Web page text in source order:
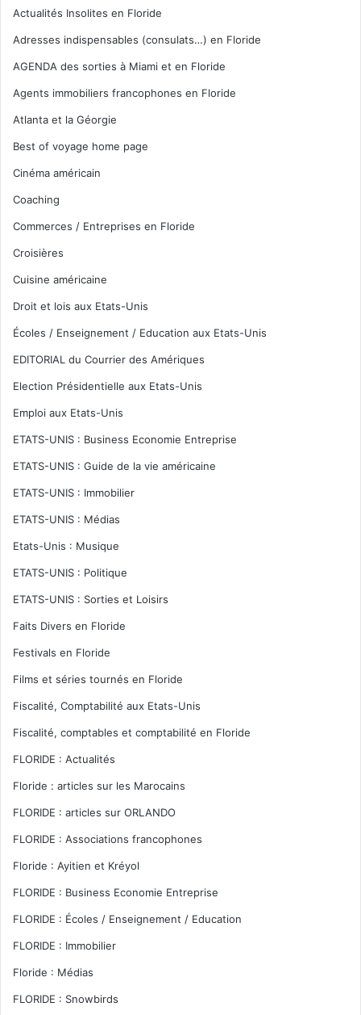
Actualités Insolites en Floride
Adresses indispensables (consulats…) en Floride
AGENDA des sorties à Miami et en Floride
Agents immobiliers francophones en Floride
Atlanta et la Géorgie
Best of voyage home page
Cinéma américain
Coaching
Commerces / Entreprises en Floride
Croisières
Cuisine américaine
Droit et lois aux Etats-Unis
Écoles / Enseignement / Education aux Etats-Unis
EDITORIAL du Courrier des Amériques
Election Présidentielle aux Etats-Unis
Emploi aux Etats-Unis
ETATS-UNIS : Business Economie Entreprise
ETATS-UNIS : Guide de la vie américaine
ETATS-UNIS : Immobilier
ETATS-UNIS : Médias
Etats-Unis : Musique
ETATS-UNIS : Politique
ETATS-UNIS : Sorties et Loisirs
Faits Divers en Floride
Festivals en Floride
Films et séries tournés en Floride
Fiscalité, Comptabilité aux Etats-Unis
Fiscalité, comptables et comptabilité en Floride
FLORIDE : Actualités
Floride : articles sur les Marocains
FLORIDE : articles sur ORLANDO
FLORIDE : Associations francophones
Floride : Ayitien et Kréyol
FLORIDE : Business Economie Entreprise
FLORIDE : Écoles / Enseignement / Education
FLORIDE : Immobilier
Floride : Médias
FLORIDE : Snowbirds